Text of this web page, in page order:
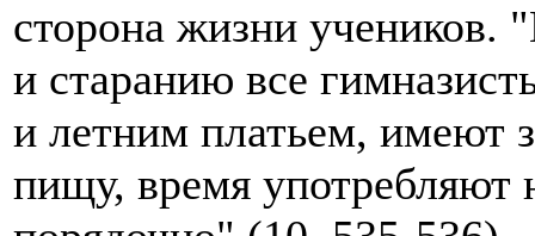
сторона жизни
и старанию все
и летним платьем, имеют
пищу, время употребляют